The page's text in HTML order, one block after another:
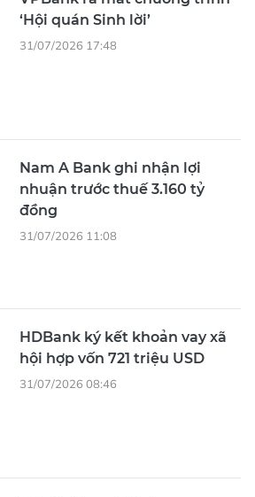
‘Hội quán Sinh lời’
31/07/2026 17:48
Nam A Bank ghi nhận lợi
nhuận trước thuế 3.160 tỷ
đồng
31/07/2026 11:08
HDBank ký kết khoản vay xã
hội hợp vốn 721 triệu USD
31/07/2026 08:46